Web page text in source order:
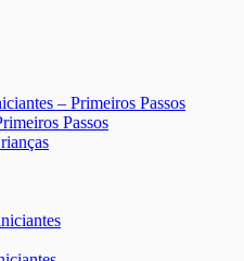
Passos